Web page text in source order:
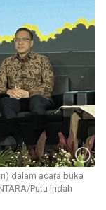
dalam acara buka
Putu Indah